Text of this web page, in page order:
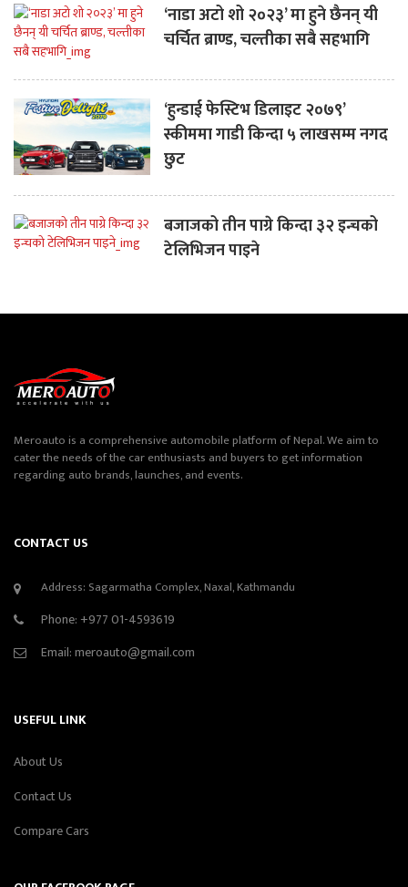
‘नाडा अटो शो २०२३’ मा हुने छैनन् यी
चर्चित ब्राण्ड, चल्तीका सबै सहभागि
‘हुन्डाई फेस्टिभ डिलाइट २०७९’
स्कीममा गाडी किन्दा ५ लाखसम्म नगद
छुट
बजाजको तीन पाग्रे किन्दा ३२ इन्चको
टेलिभिजन पाइने
Meroauto is a comprehensive automobile platform of Nepal. We aim to
cater the needs of the car enthusiasts and buyers to get information
regarding auto brands, launches, and events.
CONTACT US
Address: Sagarmatha Complex, Naxal, Kathmandu
Phone: +977 01-4593619
Email:meroauto@gmail.com
USEFUL LINK
About Us
Contact Us
Compare Cars